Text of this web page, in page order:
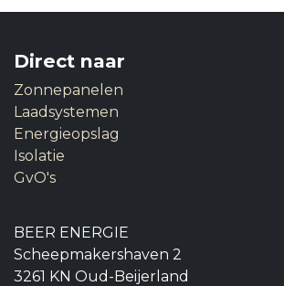
Direct naar
Zonnepanelen
Laadsystemen
Energieopslag
Isolatie
GvO's
BEER ENERGIE
Scheepmakershaven 2
3261 KN Oud-Beijerland